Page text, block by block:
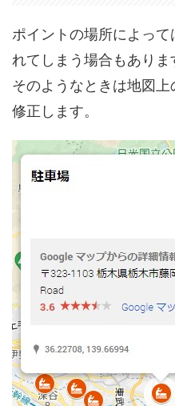
ポイントの場所によっ
れてしまう場合もありま
そのようなときは地図
修正します。